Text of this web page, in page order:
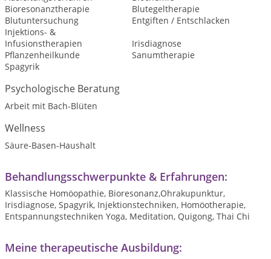
Bioresonanztherapie
Blutegeltherapie
Blutuntersuchung
Entgiften / Entschlacken
Injektions- &
Infusionstherapien
Irisdiagnose
Pflanzenheilkunde
Sanumtherapie
Spagyrik
Psychologische Beratung
Arbeit mit Bach-Blüten
Wellness
Säure-Basen-Haushalt
Behandlungsschwerpunkte & Erfahrungen:
Klassische Homöopathie, Bioresonanz,Ohrakupunktur,
Irisdiagnose, Spagyrik, Injektionstechniken, Homöotherapie,
Entspannungstechniken Yoga, Meditation, Quigong, Thai Chi
Meine therapeutische Ausbildung: